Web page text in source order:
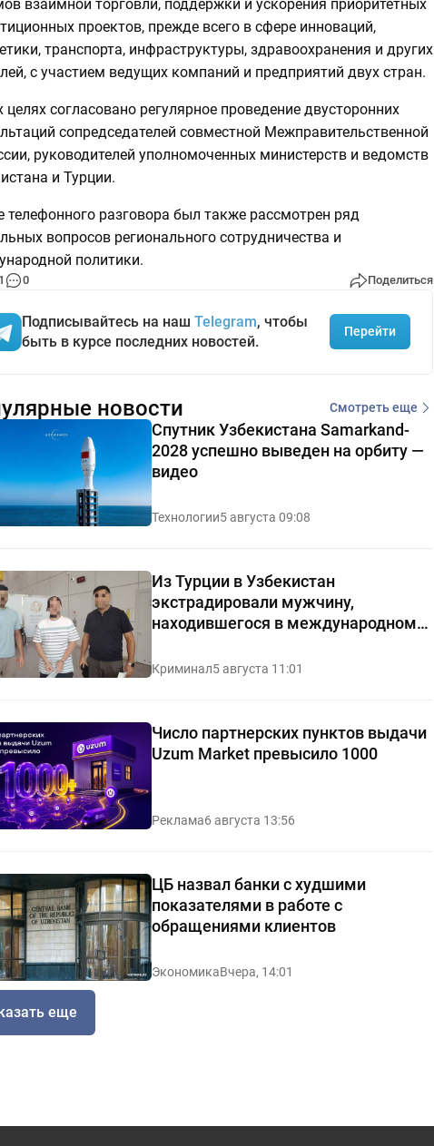
взаимной торговли, поддержки и ускорения приоритетных
проектов, прежде всего в сфере инноваций,
транспорта, инфраструктуры, здравоохранения и других
с участием ведущих компаний и предприятий двух стран.
целях согласовано регулярное проведение двусторонних
сопредседателей совместной Межправительственной
руководителей уполномоченных министерств и ведомств
и Турции.
телефонного разговора был также рассмотрен ряд
вопросов регионального сотрудничества и
политики.
0 Поделиться
Подписывайтесь на наш Telegram, чтобы
быть в курсе последних новостей.
Перейти
новости Смотреть еще
Спутник Узбекистана Samarkand-
2028 успешно выведен на орбиту —
видео
Технологии5 августа 09:08
Из Турции в Узбекистан
экстрадировали мужчину,
находившегося в международном
Криминал5 августа 11:01
Число партнерских пунктов выдачи
Uzum Market превысило 1000
Реклама6 августа 13:56
ЦБ назвал банки с худшими
показателями в работе с
обращениями клиентов
ЭкономикаВчера, 14:01
еще